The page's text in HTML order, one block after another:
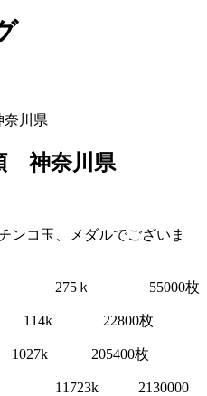
川県
神奈川県
ンコ玉、メダルでございま
275ｋ 55000枚
114k 22800枚
205400枚
2130000